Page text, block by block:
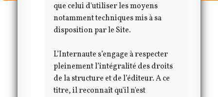
que celui d'utiliser les moyens
notamment techniques mis à sa
disposition par le Site.
L’Internaute s’engage à respecter
pleinement l’intégralité des droits
de la structure et de l’éditeur. A ce
titre, il reconnaît qu'il n'est